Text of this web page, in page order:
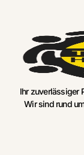
Ihr zuverlässiger
Wir sind rund